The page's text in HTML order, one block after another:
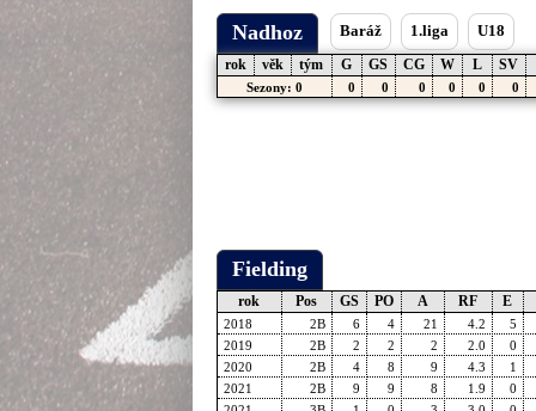
Nadhoz Baráž 1.liga
U18
rok
věk tým G GS CG W L SV
Sezony: 0 0 0 0 0 0 0
Fielding
rok Pos GS PO A RF E
2018 2B 6 4 21 4.2
5
2019
2B 2 2 2 2.0
0
2020
2B 4 8 9 4.3
1
2021
2B 9 9 8 1.9
0